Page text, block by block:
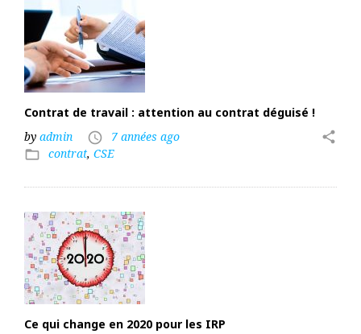
Contrat de travail : attention au contrat déguisé !
by admin access_time 7 années ago
folder_open contrat, CSE
share
Ce qui change en 2020 pour les IRP